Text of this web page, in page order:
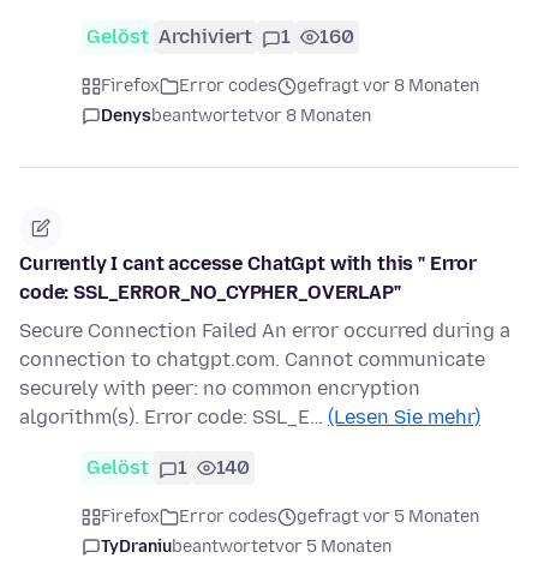
Gelöst Archiviert 1 160
Firefox Error codes
gefragt vor 8 Monaten
Denysbeantwortetvor 8 Monaten
Currently I cant accesse ChatGpt with this " Error
code: SSL_ERROR_NO_CYPHER_OVERLAP"
Secure Connection Failed An error occurred during a
connection to chatgpt.com. Cannot communicate
securely with peer: no common encryption
algorithm(s). Error code: SSL_E… (Lesen Sie mehr)
Gelöst 1 140
Firefox Error codes
gefragt vor 5 Monaten
TyDraniubeantwortetvor 5 Monaten